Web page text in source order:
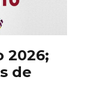
2026;
de